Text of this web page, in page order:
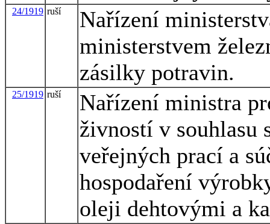
24/1919 ruší
Nařízení
ministerstvem
zásilky potravin.
25/1919 ruší
Nařízení ministra
živností v souhlasu
veřejných prací a
hospodaření
oleji dehtovými a